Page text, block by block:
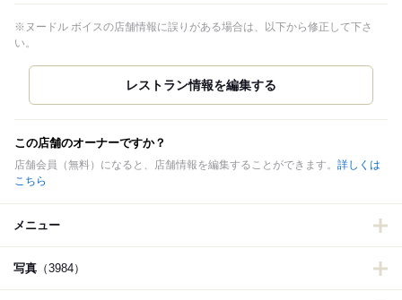
※ヌードル ボイスの店舗情報に誤りがある場合は、以下から修正して下さ
い。
この店舗のオーナーですか？
店舗会員（無料）になると、店舗情報を編集することができます。 詳しくは
こちら
メニュー
写真 （3984）